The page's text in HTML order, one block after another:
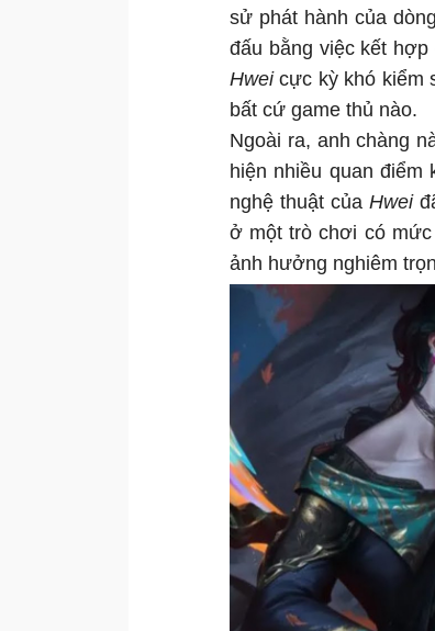
sử phát hành của
đấu bằng việc kết
Hweicực kỳ khó kiểm
bất cứ game thủ nào.
Ngoài ra, anh chàng
hiện nhiều quan
nghệ thuật của Hwei
ở một trò chơi có
ảnh hưởng nghiêm